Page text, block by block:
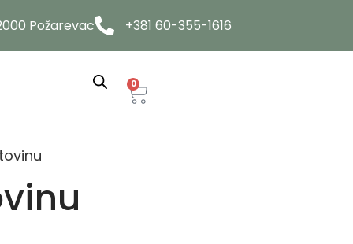
Požarevac +381 60-355-1616
0